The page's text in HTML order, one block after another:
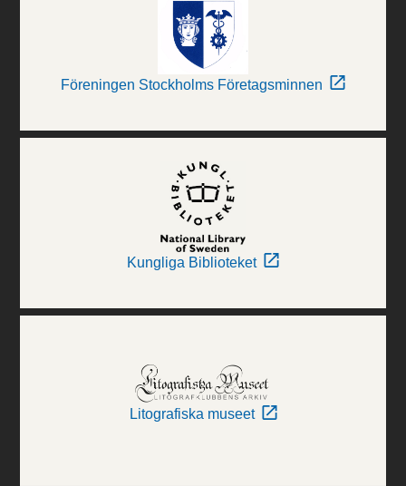
Föreningen Stockholms Företagsminnen
Kungliga Biblioteket
Litografiska museet